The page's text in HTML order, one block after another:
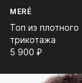
MERÉ
Топ из плотного
трикотажа
5 900⁠ ⁠₽